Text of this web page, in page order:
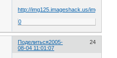
http://img125.imageshack.us/img125/
0
Поделиться 24
2005-
08-04 11:01:07